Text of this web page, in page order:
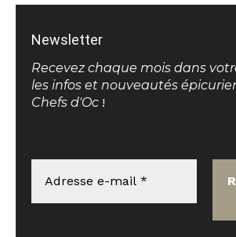
Newsletter
Recevez chaque mois dans
les infos et nouveautés
Chefs d'Oc !